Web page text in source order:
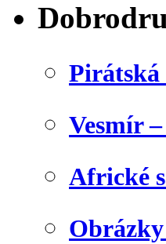
Vesmír
Africké